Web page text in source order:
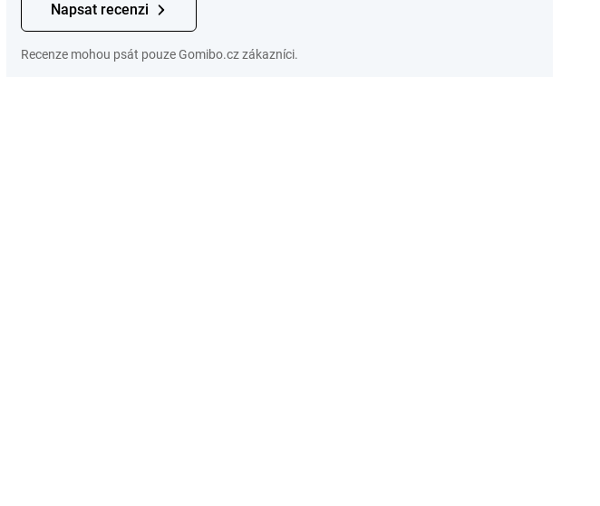
Napsat recenzi
Recenze mohou psát pouze Gomibo.cz zákazníci.